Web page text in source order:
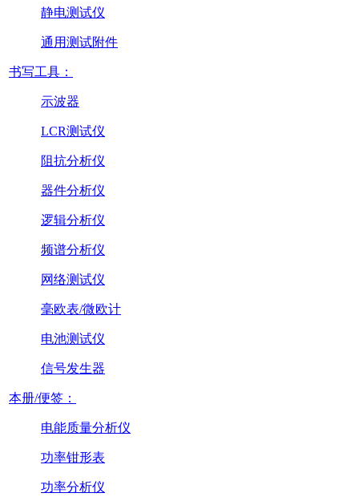
静电测试仪
通用测试附件
书写工具：
示波器
LCR测试仪
阻抗分析仪
器件分析仪
逻辑分析仪
频谱分析仪
网络测试仪
毫欧表/微欧计
电池测试仪
信号发生器
本册/便签：
电能质量分析仪
功率钳形表
功率分析仪